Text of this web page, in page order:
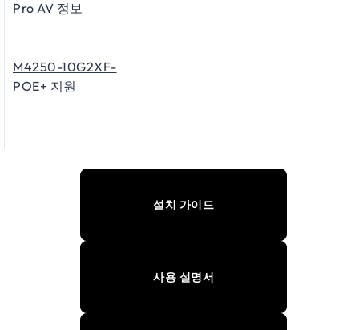
Pro AV 정보
M4250-10G2XF-
POE+ 지원
설치 가이드
사용 설명서